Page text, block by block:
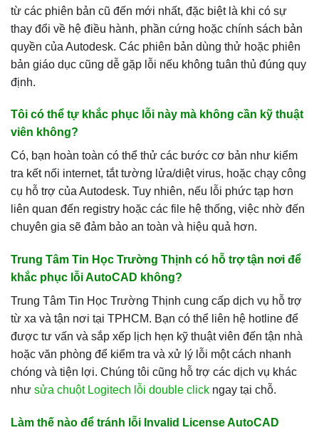
từ các phiên bản cũ đến mới nhất, đặc biệt là khi có sự
thay đổi về hệ điều hành, phần cứng hoặc chính sách bản
quyền của Autodesk. Các phiên bản dùng thử hoặc phiên
bản giáo dục cũng dễ gặp lỗi nếu không tuân thủ đúng quy
định.
Tôi có thể tự khắc phục lỗi này mà không cần kỹ thuật
viên không?
Có, bạn hoàn toàn có thể thử các bước cơ bản như kiểm
tra kết nối internet, tắt tường lửa/diệt virus, hoặc chạy công
cụ hỗ trợ của Autodesk. Tuy nhiên, nếu lỗi phức tạp hơn
liên quan đến registry hoặc các file hệ thống, việc nhờ đến
chuyên gia sẽ đảm bảo an toàn và hiệu quả hơn.
Trung Tâm Tin Học Trường Thịnh có hỗ trợ tận nơi để
khắc phục lỗi AutoCAD không?
Trung Tâm Tin Học Trường Thịnh cung cấp dịch vụ hỗ trợ
từ xa và tận nơi tại TPHCM. Bạn có thể liên hệ hotline để
được tư vấn và sắp xếp lịch hẹn kỹ thuật viên đến tận nhà
hoặc văn phòng để kiểm tra và xử lý lỗi một cách nhanh
chóng và tiện lợi. Chúng tôi cũng hỗ trợ các dịch vụ khác
như sửa chuột Logitech lỗi double click ngay tại chỗ.
Làm thế nào để tránh lỗi Invalid License AutoCAD